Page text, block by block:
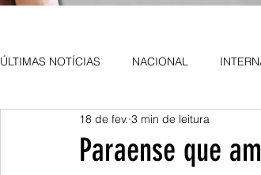
ÚLTIMAS NOTÍCIAS NACIONAL
AGRO NEWS DESTAQUE
Paraense que
18 de fev. 3 min de leitura